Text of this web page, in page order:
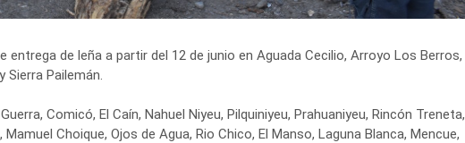
de leña a partir del 12 de junio en Aguada Cecilio, Arroyo Los Berros,
Sierra Pailemán.
Comicó, El Caín, Nahuel Niyeu, Pilquiniyeu, Prahuaniyeu, Rincón Treneta,
Choique, Ojos de Agua, Rio Chico, El Manso, Laguna Blanca, Mencue,